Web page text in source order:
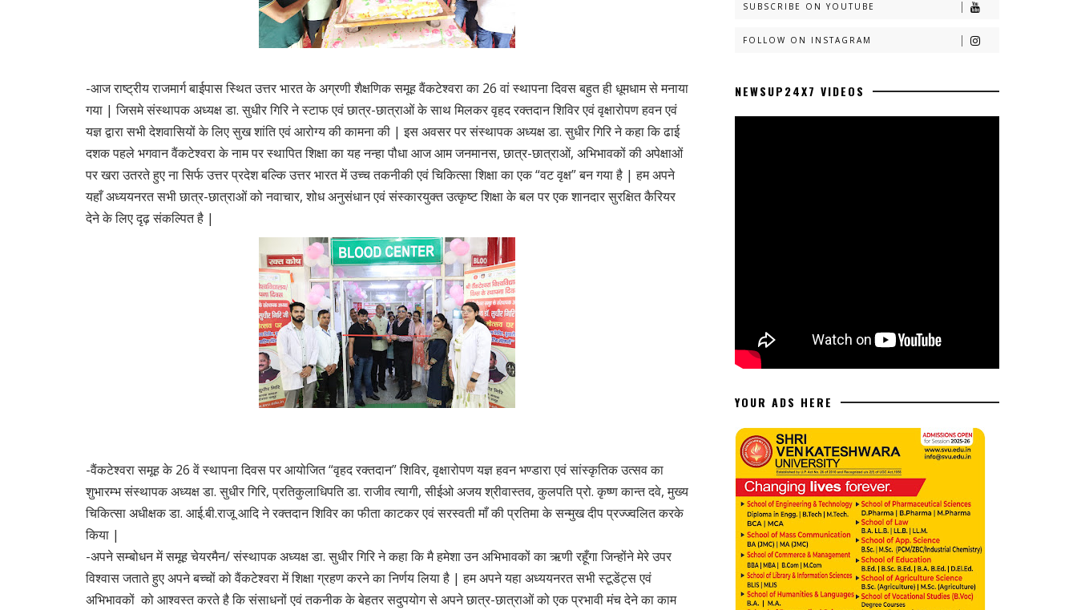
-आज राष्ट्रीय राजमार्ग बाईपास स्थित उत्तर भारत के अग्रणी शैक्षणिक समूह वैंकटेश्वरा का 26 वां स्थापना दिवस बहुत ही धूमधाम से मनाया
गया | जिसमे संस्थापक अध्यक्ष डा. सुधीर गिरि ने स्टाफ एवं छात्र-छात्राओं के साथ मिलकर वृहद रक्तदान शिविर एवं वृक्षारोपण हवन एवं
यज्ञ द्वारा सभी देशवासियों के लिए सुख शांति एवं आरोग्य की कामना की | इस अवसर पर संस्थापक अध्यक्ष डा. सुधीर गिरि ने कहा कि ढाई
दशक पहले भगवान वैंकटेश्वरा के नाम पर स्थापित शिक्षा का यह नन्हा पौधा आज आम जनमानस, छात्र-छात्राओं, अभिभावकों की अपेक्षाओं
पर खरा उतरते हुए ना सिर्फ उत्तर प्रदेश बल्कि उत्तर भारत में उच्च तकनीकी एवं चिकित्सा शिक्षा का एक “वट वृक्ष” बन गया है | हम अपने
यहाँ अध्ययनरत सभी छात्र-छात्राओं को नवाचार, शोध अनुसंधान एवं संस्कारयुक्त उत्कृष्ट शिक्षा के बल पर एक शानदार सुरक्षित कैरियर
देने के लिए दृढ़ संकल्पित है |
-वैंकटेश्वरा समूह के 26 वें स्थापना दिवस पर आयोजित “वृहद रक्तदान” शिविर, वृक्षारोपण यज्ञ हवन भण्डारा एवं सांस्कृतिक उत्सव का
शुभारम्भ संस्थापक अध्यक्ष डा. सुधीर गिरि, प्रतिकुलाधिपति डा. राजीव त्यागी, सीईओ अजय श्रीवास्तव, कुलपति प्रो. कृष्ण कान्त दवे, मुख्य
चिकित्सा अधीक्षक डा. आई.बी.राजू आदि ने रक्तदान शिविर का फीता काटकर एवं सरस्वती माँ की प्रतिमा के सन्मुख दीप प्रज्ज्वलित करके
किया |
-अपने सम्बोधन में समूह चेयरमैन/ संस्थापक अध्यक्ष डा. सुधीर गिरि ने कहा कि मै हमेशा उन अभिभावकों का ऋणी रहूँगा जिन्होंने मेरे उपर
विश्वास जताते हुए अपने बच्चों को वैंकटेश्वरा में शिक्षा ग्रहण करने का निर्णय लिया है | हम अपने यहा अध्ययनरत सभी स्टूडेंट्स एवं
अभिभावकों को आश्वस्त करते है कि संसाधनों एवं तकनीक के बेहतर सदुपयोग से अपने छात्र-छात्राओं को एक प्रभावी मंच देने का काम
SUBSCRIBE ON YOUTUBE
FOLLOW ON INSTAGRAM
NEWSUP24X7 VIDEOS
YOUR ADS HERE